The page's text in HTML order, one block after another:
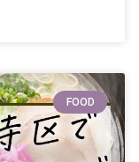
FOOD